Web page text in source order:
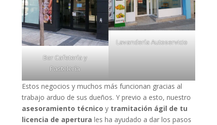
Bar Cafetería y
Pastelería
Lavandería Autoservicio
Estos negocios y muchos más funcionan gracias al
trabajo arduo de sus dueños. Y previo a esto, nuestro
asesoramiento técnico y tramitación ágil de tu
licencia de apertura les ha ayudado a dar los pasos